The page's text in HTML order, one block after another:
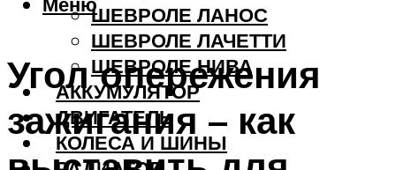
ШЕВРОЛЕ ЛАНОС
ШЕВРОЛЕ ЛАЧЕТТИ
ШЕВРОЛЕ НИВА
АККУМУЛЯТОР
ДВИГАТЕЛЬ
КОЛЕСА И ШИНЫ
Угол опережения
зажигания – как